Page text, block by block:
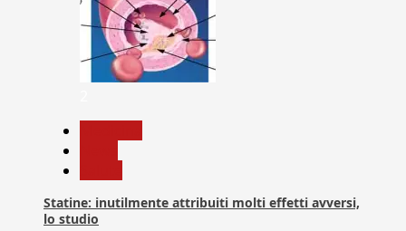
Statine: inutilmente attribuiti molti effetti avversi,
lo studio